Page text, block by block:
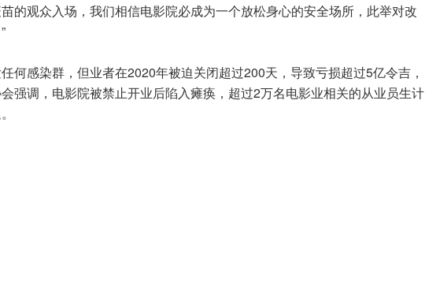
的观众入场，我们相信电影院必成为一个放松身心的安全场所，此举对改
何感染群，但业者在2020年被迫关闭超过200天，导致亏损超过5亿令吉，
强调，电影院被禁止开业后陷入瘫痪，超过2万名电影业相关的从业员生计